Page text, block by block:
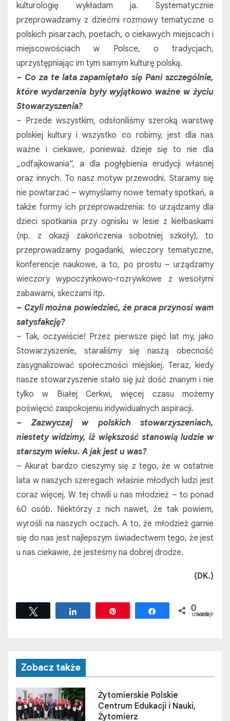
kulturologię wykładam ja. Systematycznie
przeprowadzamy z dziećmi rozmowy tematyczne o
polskich pisarzach, poetach, o ciekawych miejscach i
miejscowościach w Polsce, o tradycjach,
uprzystępniając im tym samym kulturę polską.
– Co za te lata zapamiętało się Pani szczególnie,
które wydarzenia były wyjątkowo ważne w życiu
Stowarzyszenia?
– Przede wszystkim, odsłoniliśmy szeroką warstwę
polskiej kultury i wszystko co robimy, jest dla nas
ważne i ciekawe, ponieważ dzieje się to nie dla
„odfajkowania”, a dla pogłębienia erudycji własnej
oraz innych. To nasz motyw przewodni. Staramy się
nie powtarzać – wymyślamy nowe tematy spotkań, a
także formy ich przeprowadzenia: to urządzamy dla
dzieci spotkania przy ognisku w lesie z kiełbaskami
(np. z okazji zakończenia sobotniej szkoły), to
przeprowadzamy pogadanki, wieczory tematyczne,
konferencje naukowe, a to, po prostu – urządzamy
wieczory wypoczynkowo-rozrywkowe z wesołymi
zabawami, skeczami itp.
– Czyli można powiedzieć, że praca przynosi wam
satysfakcję?
– Tak, oczywiście! Przez pierwsze pięć lat my, jako
Stowarzyszenie, staraliśmy się naszą obecność
zasygnalizować społeczności miejskiej. Teraz, kiedy
nasze stowarzyszenie stało się już dość znanym i nie
tylko w Białej Cerkwi, więcej czasu możemy
poświęcić zaspokojeniu indywidualnych aspiracji.
– Zazwyczaj w polskich stowarzyszeniach,
niestety widzimy, iż większość stanowią ludzie w
starszym wieku. A jak jest u was?
– Akurat bardzo cieszymy się z tego, że w ostatnie
lata w naszych szeregach właśnie młodych ludzi jest
coraz więcej. W tej chwili u nas młodzież – to ponad
60 osób. Niektórzy z nich nawet, że tak powiem,
wyrośli na naszych oczach. A to, że młodzież garnie
się do nas jest najlepszym świadectwem tego, że jest
u nas ciekawie, że jesteśmy na dobrej drodze.
(DK.)
Udostępnij Udostępnij
0
UDOSTĘPNIEŃ
Zobacz także
Żytomierskie Polskie
Centrum Edukacji i Nauki,
Żytomierz